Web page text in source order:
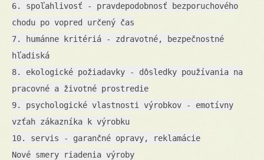
6. spoľahlivosť - pravdepodobnosť bezporuchového
chodu po vopred určený čas
7. humánne kritériá - zdravotné, bezpečnostné
hľadiská
8. ekologické požiadavky - dôsledky používania na
pracovné a životné prostredie
9. psychologické vlastnosti výrobkov - emotívny
vzťah zákazníka k výrobku
10. servis - garančné opravy, reklamácie
Nové smery riadenia výroby